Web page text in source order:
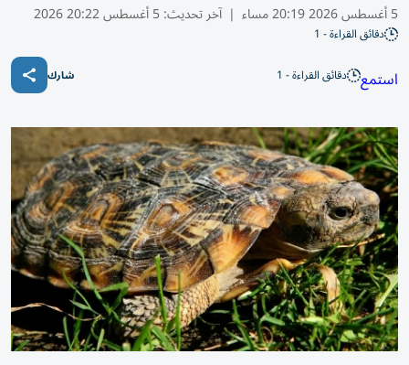
5 أغسطس 2026 20:19 مساء | آخر تحديث:5 أغسطس 20:22 2026
دقائق القراءة - 1
استمع دقائق القراءة - 1 شارك